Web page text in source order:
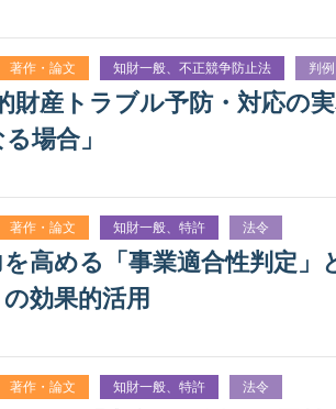
著作・論文 知財一般、不正競争防止法 判
産トラブル予防・対応の
場合」
著作・論文 知財一般、特許 法令
高める「事業適合性判定」
効果的活用
著作・論文 知財一般、特許 法令